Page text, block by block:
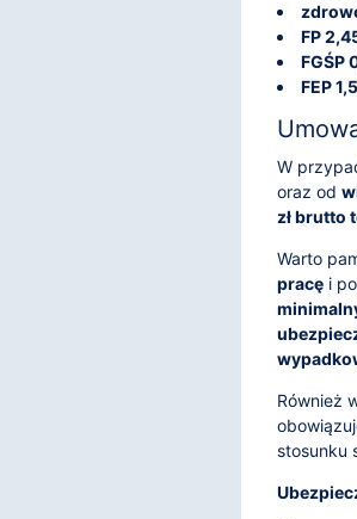
FP
FGŚP
FEP
W
oraz od
zł brutto
Warto
pracę i
Również
stosunku